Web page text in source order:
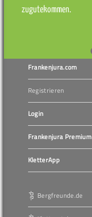
zugutekommen.
Frankenjura.com
Registrieren
Login
Frankenjura Premium
KletterApp
Bergfreunde.de